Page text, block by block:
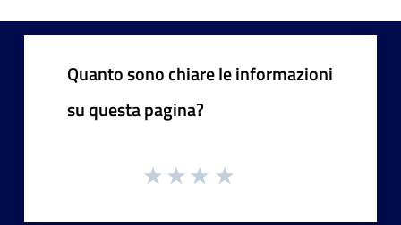
Quanto sono chiare le informazioni
su questa pagina?